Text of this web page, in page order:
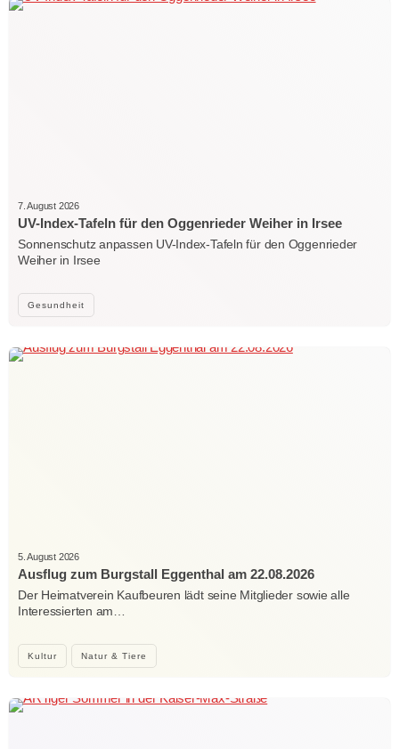
Gesundheit
7. August 2026
UV-Index-Tafeln für den Oggenrieder Weiher in Irsee
Sonnenschutz anpassen UV-Index-Tafeln für den Oggenrieder
Weiher in Irsee
Kultur Natur & Tiere
5. August 2026
Ausflug zum Burgstall Eggenthal am 22.08.2026
Der Heimatverein Kaufbeuren lädt seine Mitglieder sowie alle
Interessierten am…